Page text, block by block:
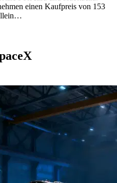
einen Kaufpreis von 153